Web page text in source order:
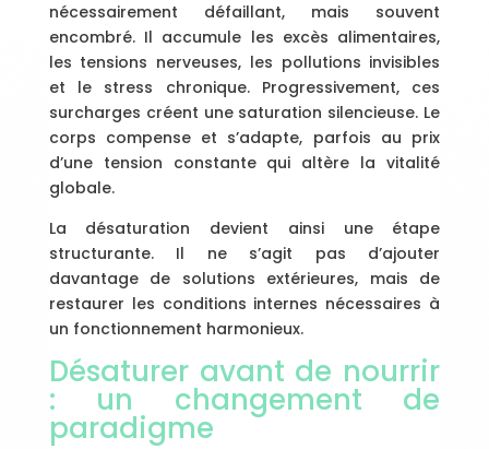
nécessairement défaillant, mais souvent
encombré. Il accumule les excès alimentaires,
les tensions nerveuses, les pollutions invisibles
et le stress chronique. Progressivement, ces
surcharges créent une saturation silencieuse. Le
corps compense et s’adapte, parfois au prix
d’une tension constante qui altère la vitalité
globale.
La désaturation devient ainsi une étape
structurante. Il ne s’agit pas d’ajouter
davantage de solutions extérieures, mais de
restaurer les conditions internes nécessaires à
un fonctionnement harmonieux.
Désaturer avant de nourrir
: un changement de
paradigme